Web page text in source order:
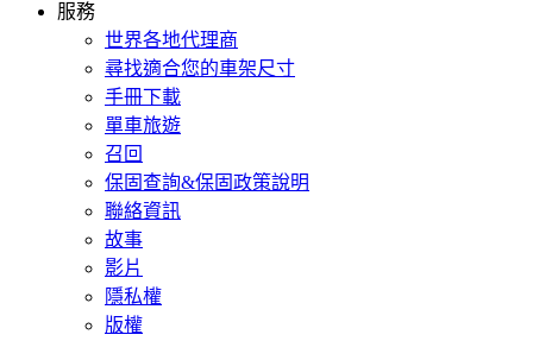
服務
世界各地代理商
尋找適合您的車架尺寸
手冊下載
單車旅遊
召回
保固查詢&保固政策說明
聯絡資訊
故事
影片
隱私權
版權